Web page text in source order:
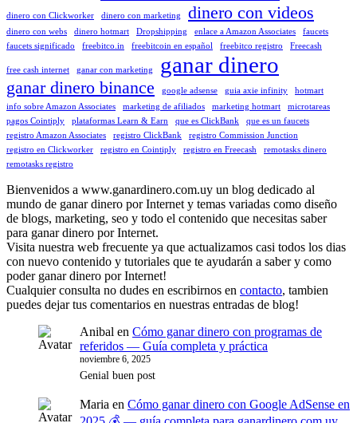
dinero con Clickworker dinero con marketing dinero con videos
dinero con webs dinero hotmart Dropshipping enlace a Amazon Associates
faucets
faucets significado
freebitco.in freebitcoin en español freebitco registro Freecash
free cash internet ganar con marketing ganar dinero
ganar dinero binance google adsense guia axie infinity
hotmart
info sobre Amazon Associates
marketing de afiliados marketing hotmart
microtareas
pagos Cointiply
plataformas Learn & Earn que es ClickBank
que es un faucets
registro Amazon Associates
registro ClickBank
registro Commission Junction
registro en Clickworker
registro en Cointiply registro en Freecash
remotasks dinero
remotasks registro
Bienvenidos a www.ganardinero.com.uy un blog dedicado al
mundo de ganar dinero por Internet y temas variadas como diseño
de blogs, marketing, seo y todo el contenido que necesitas saber
para ganar dinero por Internet.
Visita nuestra web frecuente ya que actualizamos casi todos los dias
con nuevo contenido y tutoriales que te ayudarán a saber y como
poder ganar dinero por Internet!
Cualquier consulta no dudes en escribirnos en contacto, tambien
puedes dejar tus comentarios en nuestras entradas de blog!
Anibal en Cómo ganar dinero con programas de
referidos — Guía completa y práctica
noviembre 6, 2025
Genial buen post
Maria en Cómo ganar dinero con Google AdSense en